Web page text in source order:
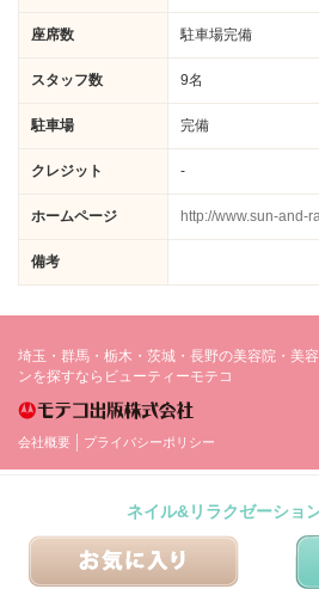
ネイル&リラクゼーショ
座席数 駐車場完備
スタッフ数 9名
駐車場 完備
クレジット -
ホームページ http://www.sun-and-
備考
埼玉・群馬・栃木・茨城・長野の美容院・美
ンを探すならビューティーモテコ
会社概要 プライバシーポリシー